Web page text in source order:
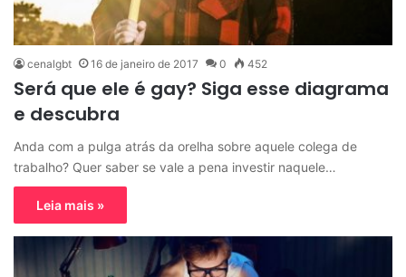
cenalgbt 16 de janeiro de 2017 0 452
Será que ele é gay? Siga esse diagrama
e descubra
Anda com a pulga atrás da orelha sobre aquele colega de
trabalho? Quer saber se vale a pena investir naquele…
Leia mais »